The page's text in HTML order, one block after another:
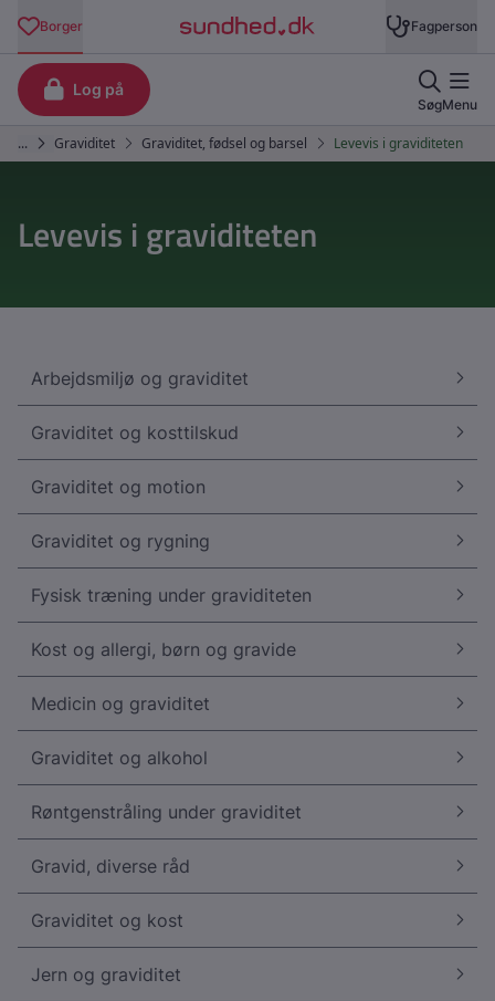
Levevis i graviditeten
Arbejdsmiljø og graviditet
Graviditet og kosttilskud
Graviditet og motion
Graviditet og rygning
Fysisk træning under graviditeten
Kost og allergi, børn og gravide
Medicin og graviditet
Graviditet og alkohol
Røntgenstråling under graviditet
Gravid, diverse råd
Graviditet og kost
Jern og graviditet